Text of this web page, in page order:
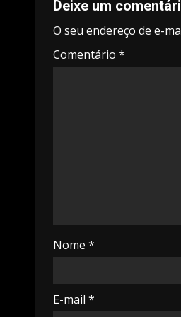
Deixe um
O seu endereço de e-
Comentário *
Nome *
E-mail *